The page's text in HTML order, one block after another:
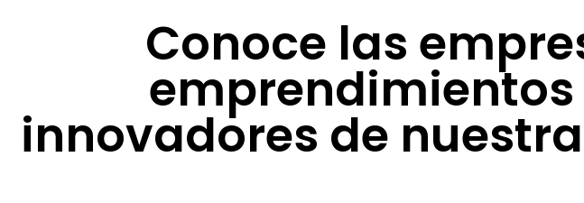
Conoce las
innovadores de